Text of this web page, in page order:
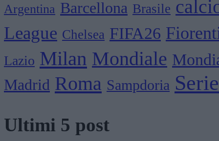
Argentina Barcellona Brasile
League Chelsea FIFA26
Lazio Milan Mondiale
Madrid Roma Sampdoria
Ultimi 5 post